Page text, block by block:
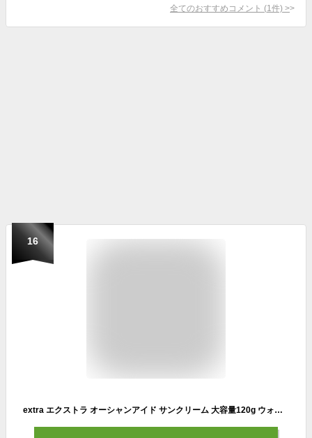
全てのおすすめコメント (1 件) >
16
extra エクストラ オーシャンアイド サンクリーム 大容量120g ウォータープルーフ くらげ クラゲ オーシャンエイド 日焼け止め OCEAN AID SUN CREAM 日本正規品